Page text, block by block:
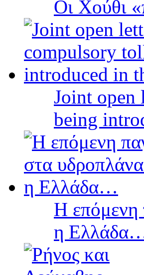
Οι Χούθι
Joint open
being
Η επόμενη
η